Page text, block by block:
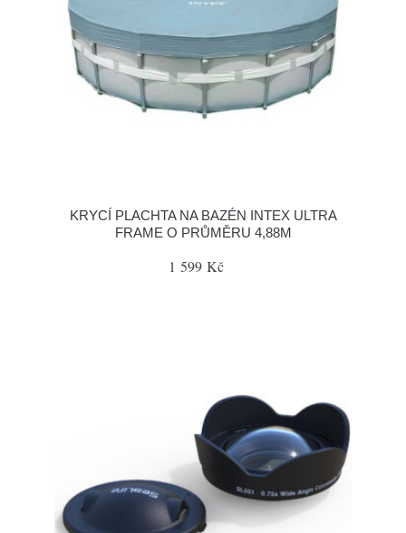
KRYCÍ PLACHTA NA BAZÉN INTEX ULTRA
FRAME O PRŮMĚRU 4,88M
1 599 Kč